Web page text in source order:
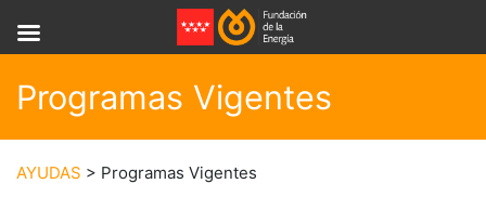
Programas Vigentes
AYUDAS > Programas Vigentes